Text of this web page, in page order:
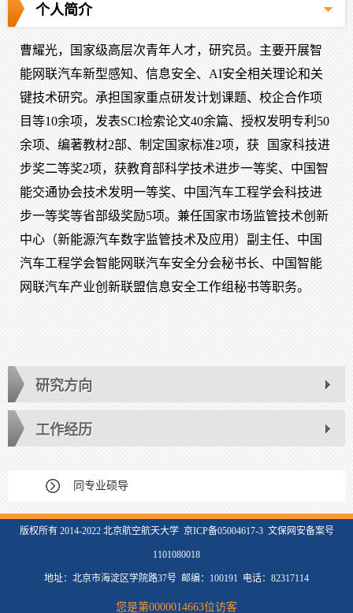
个人简介
曹耀光，国家级高层次青年人才，研究员。主要开展智
能网联汽车新型感知、信息安全、AI安全相关理论和关
键技术研究。承担国家重点研发计划课题、校企合作项
目等10余项，发表SCI检索论文40余篇、授权发明专利50
余项、编著教材2部、制定国家标准2项，获
国家科技进
步奖二等奖2项，获教育部科学技术进步一等奖、中国智
能交通协会技术发明一等奖、中国汽车工程学会科技进
步一等奖等省部级奖励5项。兼任国家市场监管技术创新
中心（新能源汽车数字监管技术及应用）副主任、中国
汽车工程学会智能网联汽车安全分会秘书长、中国智能
网联汽车产业创新联盟信息安全工作组秘书等职务。
研究方向
工作经历
同专业硕导
版权所有 2014-2022 北京航空航天大学 京ICP备05004617-3 文保网安备案号
1101080018
地址：北京市海淀区学院路37号 邮编：100191 电话：82317114
您是第0000014663位访客